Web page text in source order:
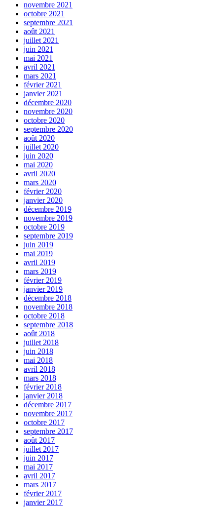
novembre 2021
octobre 2021
septembre 2021
août 2021
juillet 2021
juin 2021
mai 2021
avril 2021
mars 2021
février 2021
janvier 2021
décembre 2020
novembre 2020
octobre 2020
septembre 2020
août 2020
juillet 2020
juin 2020
mai 2020
avril 2020
mars 2020
février 2020
janvier 2020
décembre 2019
novembre 2019
octobre 2019
septembre 2019
juin 2019
mai 2019
avril 2019
mars 2019
février 2019
janvier 2019
décembre 2018
novembre 2018
octobre 2018
septembre 2018
août 2018
juillet 2018
juin 2018
mai 2018
avril 2018
mars 2018
février 2018
janvier 2018
décembre 2017
novembre 2017
octobre 2017
septembre 2017
août 2017
juillet 2017
juin 2017
mai 2017
avril 2017
mars 2017
février 2017
janvier 2017